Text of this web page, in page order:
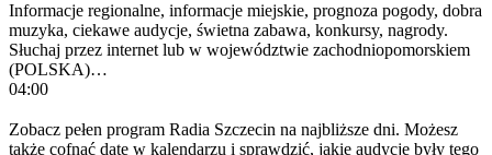
Informacje regionalne, informacje miejskie, prognoza pogody, dobra
muzyka, ciekawe audycje, świetna zabawa, konkursy, nagrody.
Słuchaj przez internet lub w województwie zachodniopomorskiem
(POLSKA)…
04:00
Zobacz pełen program Radia Szczecin na najbliższe dni. Możesz
także cofnąć datę w kalendarzu i sprawdzić, jakie audycje były tego